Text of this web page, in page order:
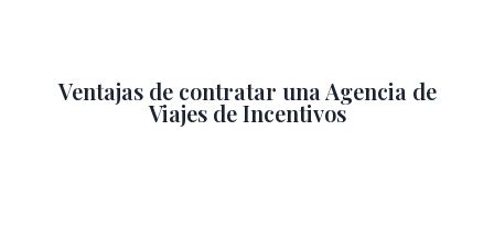
Ventajas de contratar una Agencia de
Viajes de Incentivos